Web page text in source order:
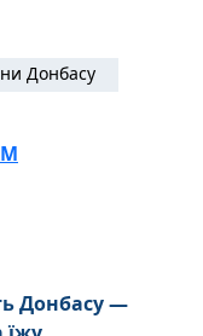
Донбасу
Донбасу —